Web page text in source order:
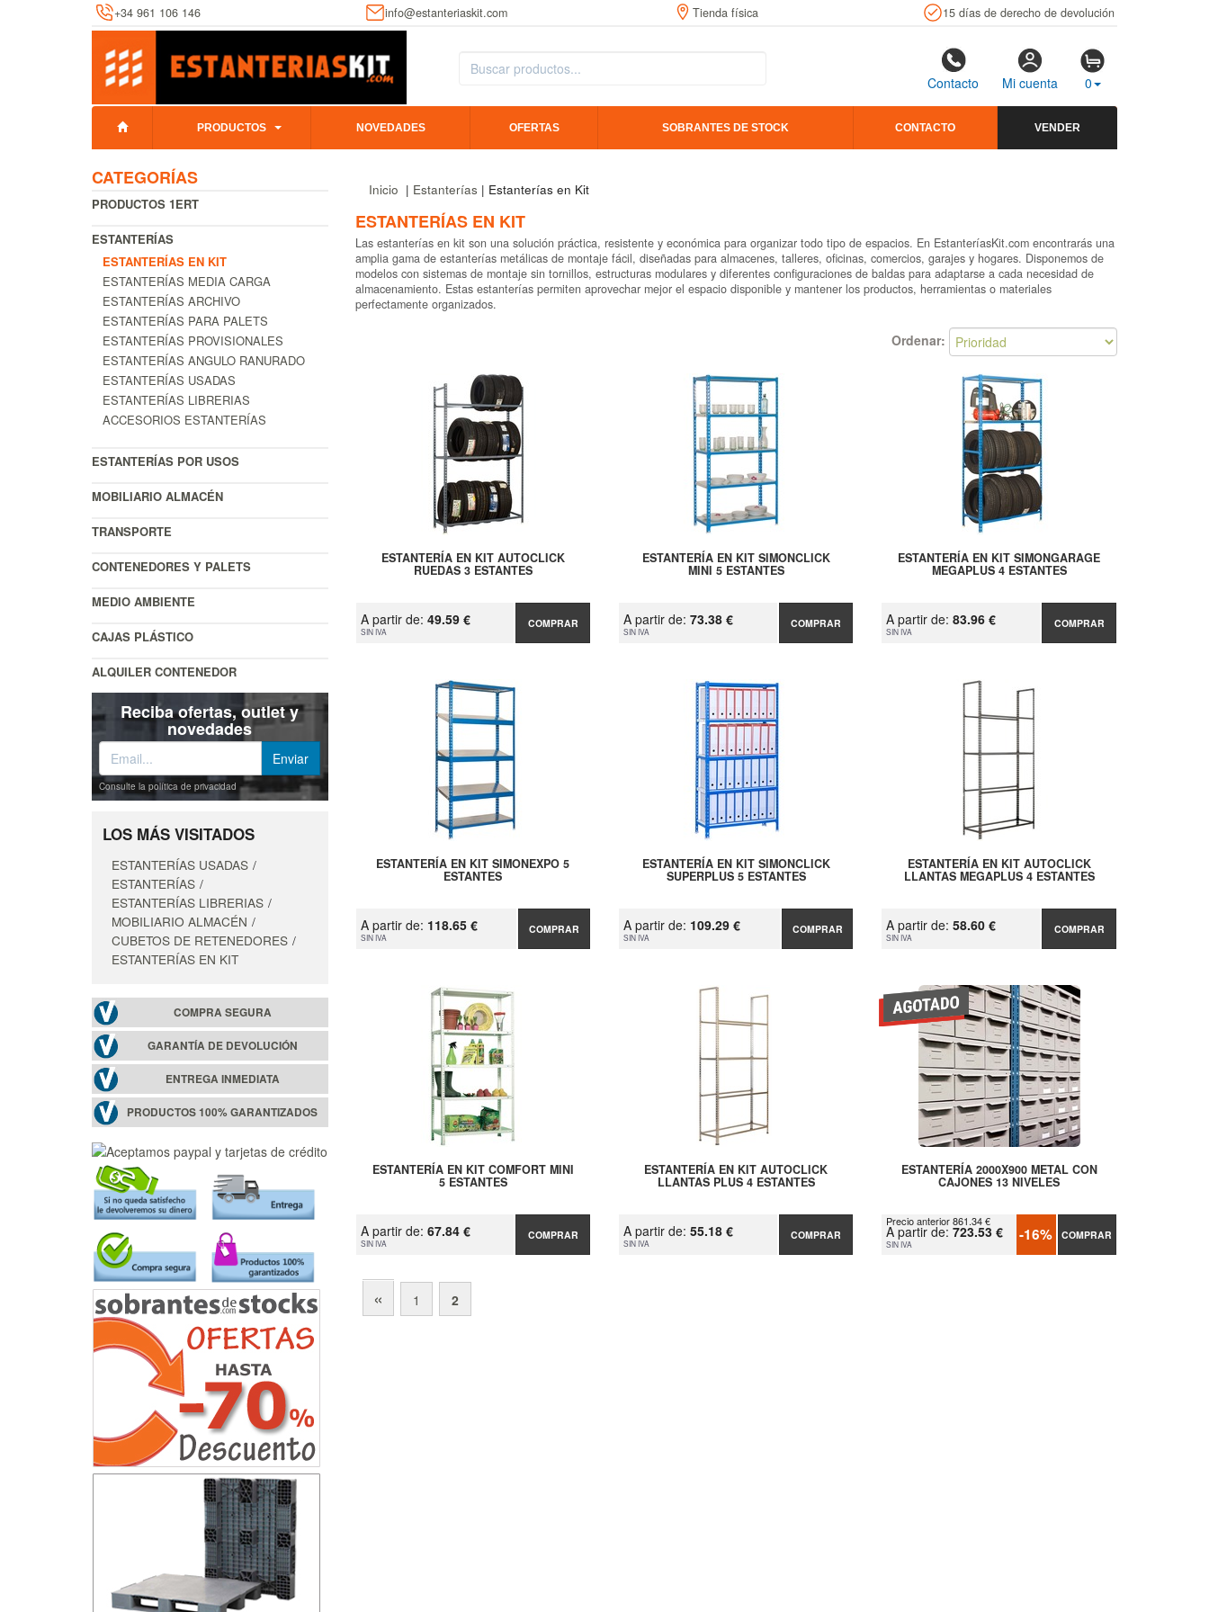
+34 961 106 146 info@estanteriaskit.com Tienda física 15 días de derecho de devolución
Contacto Mi cuenta 0
PRODUCTOS NOVEDADES OFERTAS SOBRANTES DE STOCK CONTACTO VENDER
CATEGORÍAS
PRODUCTOS 1ERT
ESTANTERÍAS
ESTANTERÍAS EN KIT
ESTANTERÍAS MEDIA CARGA
ESTANTERÍAS ARCHIVO
ESTANTERÍAS PARA PALETS
ESTANTERÍAS PROVISIONALES
ESTANTERÍAS ANGULO RANURADO
ESTANTERÍAS USADAS
ESTANTERÍAS LIBRERIAS
ACCESORIOS ESTANTERÍAS
ESTANTERÍAS POR USOS
MOBILIARIO ALMACÉN
TRANSPORTE
CONTENEDORES Y PALETS
MEDIO AMBIENTE
CAJAS PLÁSTICO
ALQUILER CONTENEDOR
Reciba ofertas, outlet y
novedades
Consulte la política de privacidad
LOS MÁS VISITADOS
ESTANTERÍAS USADAS
ESTANTERÍAS
ESTANTERÍAS LIBRERIAS
MOBILIARIO ALMACÉN
CUBETOS DE RETENEDORES
ESTANTERÍAS EN KIT
COMPRA SEGURA
GARANTÍA DE DEVOLUCIÓN
ENTREGA INMEDIATA
PRODUCTOS 100% GARANTIZADOS
Inicio | Estanterías | Estanterías en Kit
ESTANTERÍAS EN KIT
Las estanterías en kit son una solución práctica, resistente y económica para organizar todo tipo de espacios. En EstanteríasKit.com encontrarás una
amplia gama de estanterías metálicas de montaje fácil, diseñadas para almacenes, talleres, oficinas, comercios, garajes y hogares. Disponemos de
modelos con sistemas de montaje sin tornillos, estructuras modulares y diferentes configuraciones de baldas para adaptarse a cada necesidad de
almacenamiento. Estas estanterías permiten aprovechar mejor el espacio disponible y mantener los productos, herramientas o materiales
perfectamente organizados.
Ordenar:
ESTANTERÍA EN KIT AUTOCLICK
RUEDAS 3 ESTANTES
A partir de: 49.59 €
SIN IVA
COMPRAR
ESTANTERÍA EN KIT SIMONCLICK
MINI 5 ESTANTES
A partir de: 73.38 €
SIN IVA
COMPRAR
ESTANTERÍA EN KIT SIMONGARAGE
MEGAPLUS 4 ESTANTES
A partir de:83.96 €
SIN IVA
COMPRAR
ESTANTERÍA EN KIT SIMONEXPO 5
ESTANTES
A partir de: 118.65 €
SIN IVA
COMPRAR
ESTANTERÍA EN KIT SIMONCLICK
SUPERPLUS 5 ESTANTES
A partir de: 109.29 €
SIN IVA
COMPRAR
ESTANTERÍA EN KIT AUTOCLICK
LLANTAS MEGAPLUS 4 ESTANTES
A partir de:58.60 €
SIN IVA
COMPRAR
ESTANTERÍA EN KIT COMFORT MINI
5 ESTANTES
A partir de: 67.84 €
SIN IVA
COMPRAR
ESTANTERÍA EN KIT AUTOCLICK
LLANTAS PLUS 4 ESTANTES
A partir de: 55.18 €
SIN IVA
COMPRAR
ESTANTERÍA 2000X900 METAL CON
CAJONES 13 NIVELES
Precio anterior 861.34 €
A partir de:723.53 €
SIN IVA -16% COMPRAR
« 1 2